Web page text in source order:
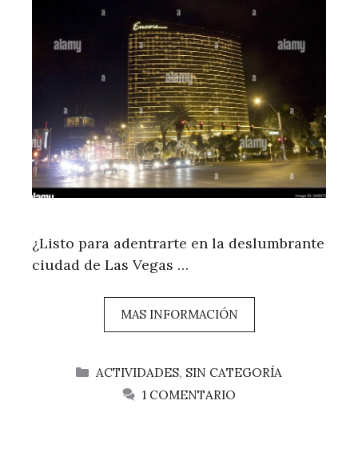
¿Listo para adentrarte en la deslumbrante
ciudad de Las Vegas …
MAS INFORMACIÓN
CATEGORÍAS
ACTIVIDADES, SIN CATEGORÍA
1 COMENTARIO